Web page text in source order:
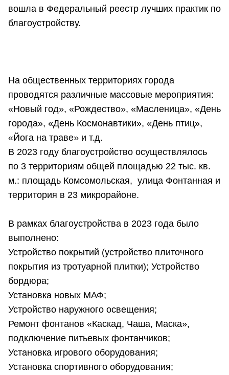
вошла в Федеральный реестр лучших практик по
благоустройству.
На общественных территориях города
проводятся различные массовые мероприятия:
«Новый год», «Рождество», «Масленица», «День
города», «День Космонавтики», «День птиц»,
«Йога на траве» и т.д.
В 2023 году благоустройство осуществлялось
по 3 территориям общей площадью 22 тыс. кв.
м.: площадь Комсомольская, улица Фонтанная и
территория в 23 микрорайоне.
В рамках благоустройства в 2023 года было
выполнено:
Устройство покрытий (устройство плиточного
покрытия из тротуарной плитки); Устройство
бордюра;
Установка новых МАФ;
Устройство наружного освещения;
Ремонт фонтанов «Каскад, Чаша, Маска»,
подключение питьевых фонтанчиков;
Установка игрового оборудования;
Установка спортивного оборудования;